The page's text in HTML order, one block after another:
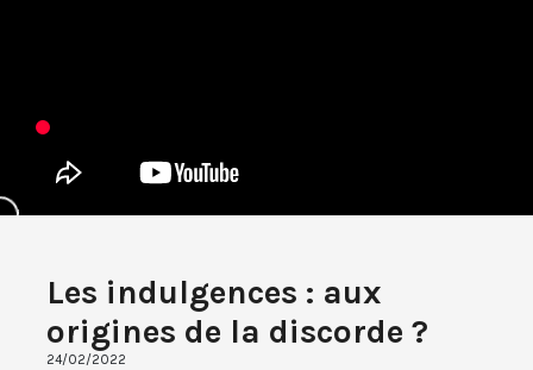
Les indulgences : aux
origines de la discorde ?
24/02/2022